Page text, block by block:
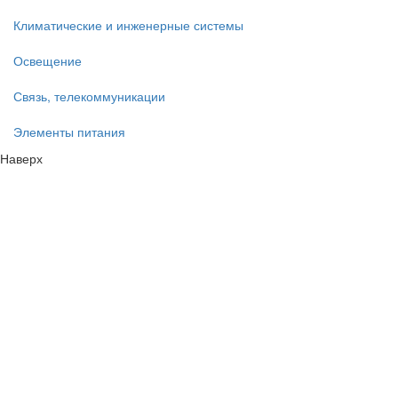
Климатические и инженерные системы
Освещение
Связь, телекоммуникации
Элементы питания
Наверх